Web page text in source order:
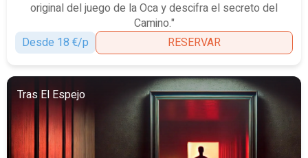
original del juego de la Oca y descifra el secreto del
Camino."
Desde 18 €/p
RESERVAR
Tras El Espejo